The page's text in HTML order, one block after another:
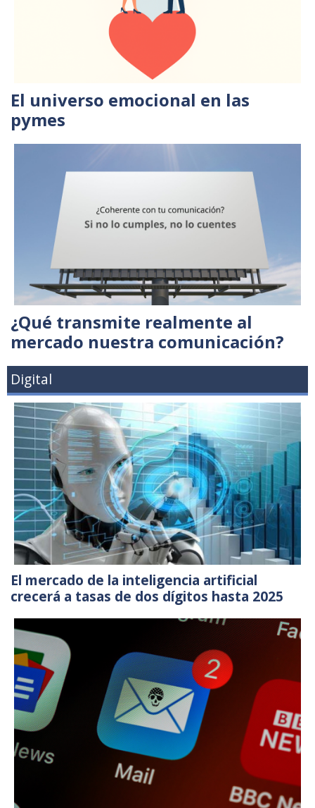
El universo emocional en las
pymes
¿Qué transmite realmente al
mercado nuestra comunicación?
Digital
El mercado de la inteligencia artificial
crecerá a tasas de dos dígitos hasta 2025